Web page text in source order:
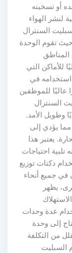
أو تسخينه
لنشر الهواء
السنترال
حيث تقوم الوحدة
المناطق
للأماكن التي
في
عاليًا للموظفين
السنترال
وطويل الأمد.
مما يؤدي إلى
يعتبر هذا
تلبية احتياجات
دكتات توزيع
في جميع أنحاء
يظهر
عدة وحدات
إلى وحدة
من التكلفة
السبليت